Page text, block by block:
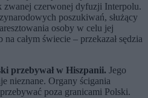
zwanej czerwonej dyfuzji Interpolu.
poszukiwań, służący
osoby w celu jej
całym świecie – przekazał sędzia
przebywał w Hiszpanii. Jego
nieznane. Organy ścigania
poza granicami Polski.